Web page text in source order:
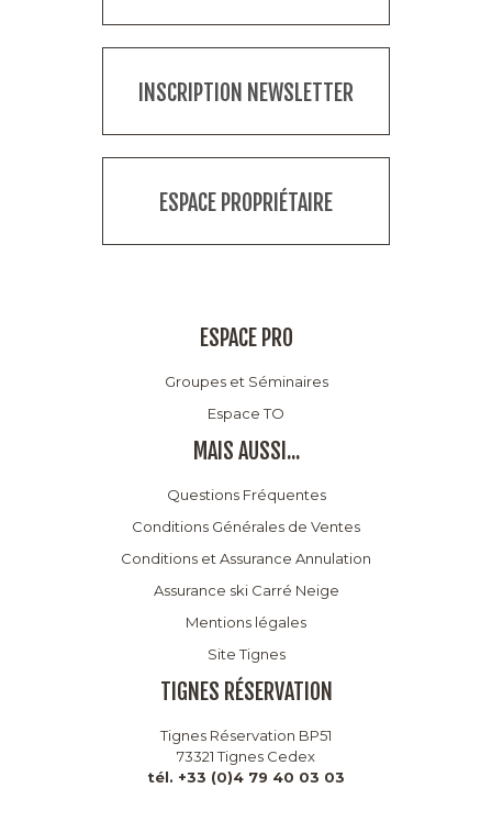
INSCRIPTION NEWSLETTER
ESPACE PROPRIÉTAIRE
ESPACE PRO
Groupes et Séminaires
Espace TO
MAIS AUSSI...
Questions Fréquentes
Conditions Générales de Ventes
Conditions et Assurance Annulation
Assurance ski Carré Neige
Mentions légales
Site Tignes
TIGNES RÉSERVATION
Tignes Réservation BP51
73321 Tignes Cedex
tél. +33 (0)4 79 40 03 03